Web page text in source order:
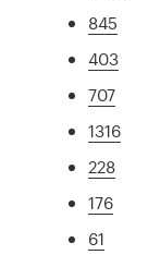
845
403
707
1316
228
176
61